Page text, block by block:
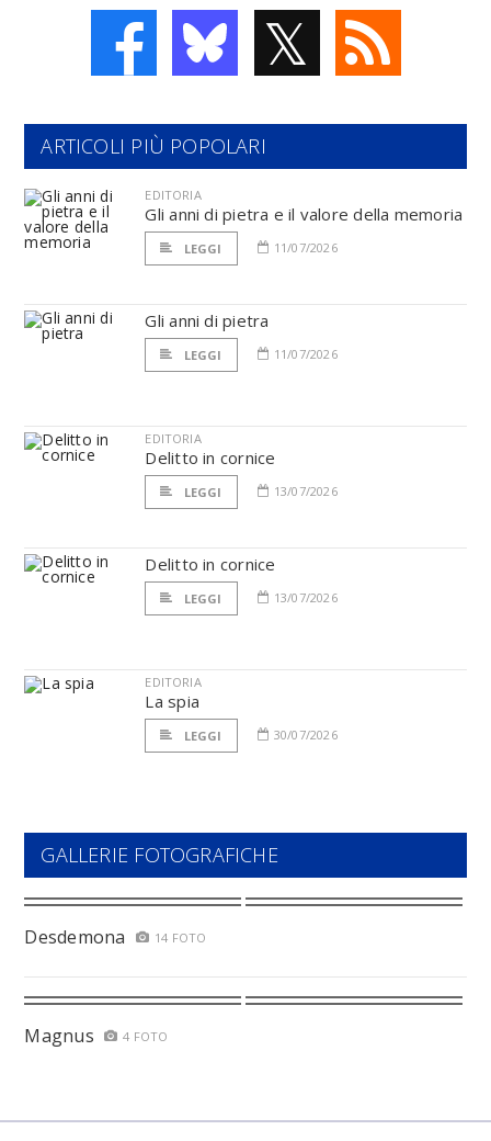
𝕏
ARTICOLI PIÙ POPOLARI
EDITORIA
Gli anni di pietra e il valore della memoria
LEGGI 11/07/2026
Gli anni di pietra
LEGGI 11/07/2026
EDITORIA
Delitto in cornice
LEGGI 13/07/2026
Delitto in cornice
LEGGI 13/07/2026
EDITORIA
La spia
LEGGI 30/07/2026
GALLERIE FOTOGRAFICHE
Desdemona 14 FOTO
Magnus 4 FOTO